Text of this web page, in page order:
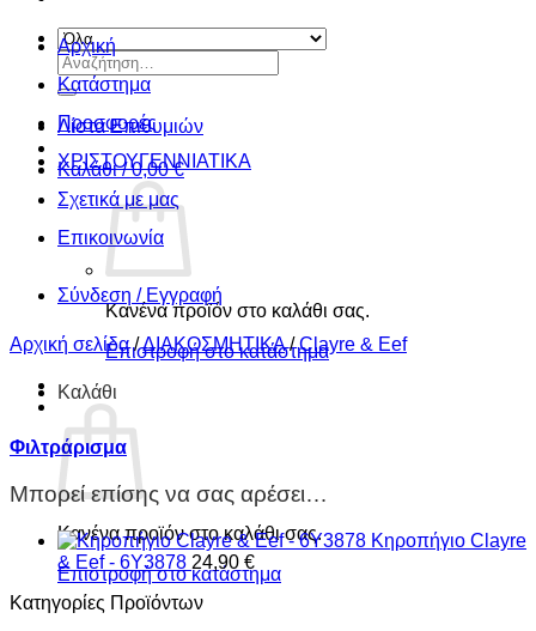
Αναζήτηση
για:
Λίστα Επιθυμιών
Καλάθι /0,00€
Κανένα προϊόν στο καλάθι σας.
Επιστροφή στο κατάστημα
Καλάθι
Κανένα προϊόν στο καλάθι σας.
Επιστροφή στο κατάστημα
Αρχική
Κατάστημα
Προσφορές
ΧΡΙΣΤΟΥΓΕΝΝIATIKA
Σχετικά με μας
Επικοινωνία
Σύνδεση / Εγγραφή
Αρχική σελίδα /ΔΙΑΚΟΣΜΗΤΙΚΑ / Clayre & Eef
Φιλτράρισμα
Μπορεί επίσης να σας αρέσει…
Κηροπήγιο Clayre
& Eef - 6Y3878 24,90 €
Κατηγορίες Προϊόντων